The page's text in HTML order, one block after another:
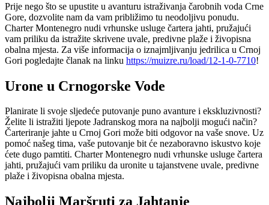
Prije nego što se upustite u avanturu istraživanja čarobnih voda Crne
Gore, dozvolite nam da vam približimo tu neodoljivu ponudu.
Charter Montenegro nudi vrhunske usluge čartera jahti, pružajući
vam priliku da istražite skrivene uvale, predivne plaže i živopisna
obalna mjesta. Za više informacija o iznajmljivanju jedrilica u Crnoj
Gori pogledajte članak na linku https://muizre.ru/load/12-1-0-7710!
Urone u Crnogorske Vode
Planirate li svoje sljedeće putovanje puno avanture i ekskluzivnosti?
Želite li istražiti ljepote Jadranskog mora na najbolji mogući način?
Čarteriranje jahte u Crnoj Gori može biti odgovor na vaše snove. Uz
pomoć našeg tima, vaše putovanje bit će nezaboravno iskustvo koje
ćete dugo pamtiti. Charter Montenegro nudi vrhunske usluge čartera
jahti, pružajući vam priliku da uronite u tajanstvene uvale, predivne
plaže i živopisna obalna mjesta.
Najbolji Maršruti za Jahtanje